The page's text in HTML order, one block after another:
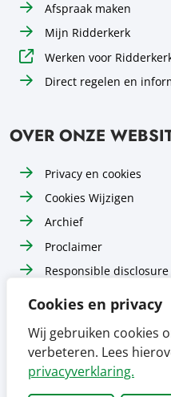
Cookies en privacy
Wij gebruiken cookies
verbeteren. Lees
privacyverklaring.
Afspraak maken
Mijn Ridderkerk
Werken voor
Direct regelen en
OVER ONZE
Privacy en cookies
Cookies Wijzigen
Archief
Proclaimer
Responsible disclosure
Toegankelijkheid
Volg ons op
Instagram Volg ons op
LinkedIn